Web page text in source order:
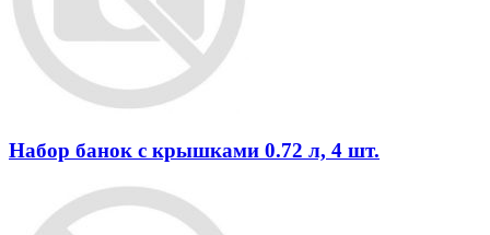
Набор банок с крышками 0.72 л, 4 шт.